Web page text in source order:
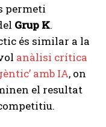
permeti
Grup K.
és similar a la
anàlisi crítica
amb IA, on
el resultat